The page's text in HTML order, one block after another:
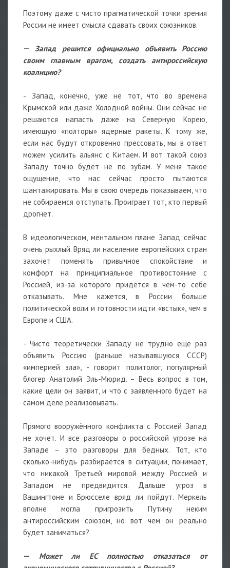
Поэтому даже с чисто прагматической точки зрения
России не имеет смысла сдавать своих союзников.
— Запад решится официально объявить Россию
своим главным врагом, создать антироссийскую
коалицию?
- Запад, конечно, уже не тот, что во времена
Крымской или даже Холодной войны. Они сейчас не
решаются напасть даже на Северную Корею,
имеющую «полторы» ядерные ракеты. К тому же,
если нас будут откровенно прессовать, мы в ответ
можем усилить альянс с Китаем. И вот такой союз
Западу точно будет не по зубам. У меня такое
ощущение, что нас сейчас просто пытаются
шантажировать. Мы в свою очередь показываем, что
не собираемся отступать. Проиграет тот, кто первый
дрогнет.
В идеологическом, ментальном плане Запад сейчас
очень рыхлый. Вряд ли население европейских стран
захочет поменять привычное спокойствие и
комфорт на принципиальное противостояние с
Россией, из-за которого придётся в чём-то себе
отказывать. Мне кажется, в России больше
политической воли и готовности идти «встык», чем в
Европе и США.
- Чисто теоретически Западу не трудно ещё раз
объявить Россию (раньше называвшуюся СССР)
«империей зла», - говорит политолог, популярный
блогер Анатолий Эль-Мюрид. – Весь вопрос в том,
какие цели он заявит, и что с заявленного будет на
самом деле реализовывать.
Прямого вооружённого конфликта с Россией Запад
не хочет. И все разговоры о российской угрозе на
Западе – это разговоры для бедных. Тот, кто
сколько-нибудь разбирается в ситуации, понимает,
что никакой Третьей мировой между Россией и
Западом не предвидится. Дальше угроз в
Вашингтоне и Брюсселе вряд ли пойдут. Меркель
вполне могла пригрозить Путину неким
антироссийским союзом, но вот чем он реально
будет заниматься?
— Может ли ЕС полностью отказаться от